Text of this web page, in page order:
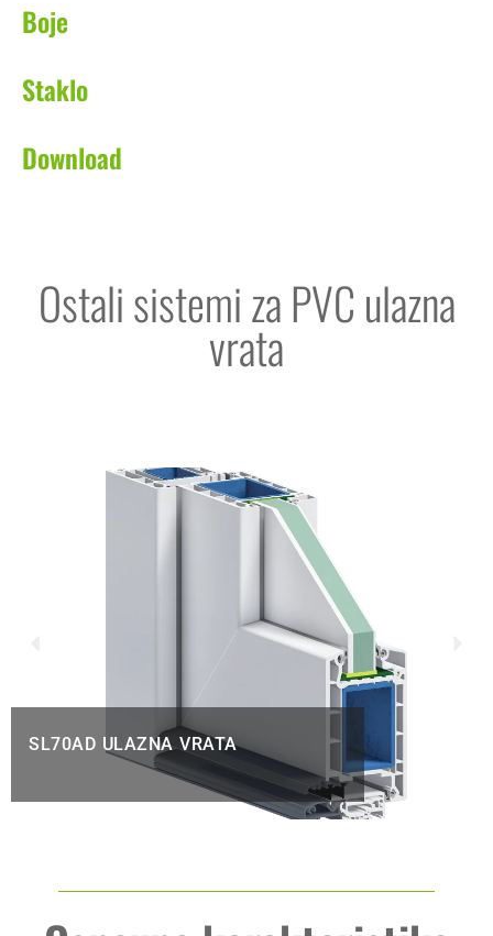
Boje
Staklo
Download
Ostali sistemi za PVC ulazna
vrata
SL70AD ULAZNA VRATA